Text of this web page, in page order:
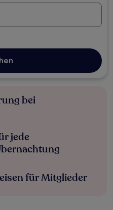
bei
jede
für Mitglieder